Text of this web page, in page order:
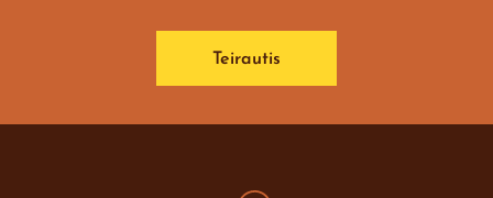
Teirautis